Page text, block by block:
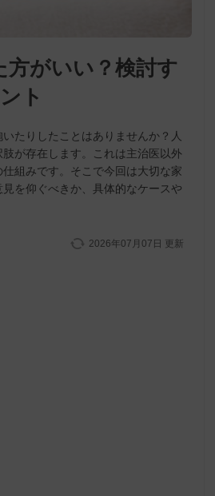
がいい？検討す
ト
たりしたことはありませんか？人
が存在します。これは主治医以外
組みです。そこで今回は大切な家
を仰ぐべきか、具体的なケースや
2026年07月07日 更新